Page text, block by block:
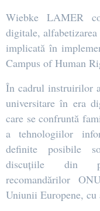
Wiebke LAMER
digitale,
implicată în
Campus of Human
În cadrul instruirilor
universitare în era
care se confruntă
a tehnologiilor
definite posibile
discuțiile din
recomandărilor
Uniunii Europene, cu